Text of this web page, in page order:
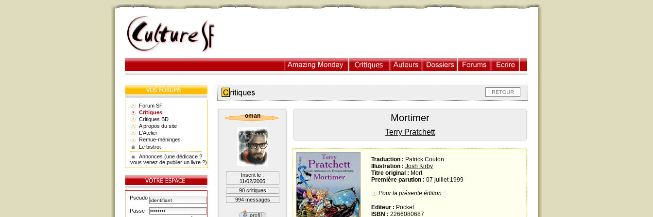
Forum SF
Critiques
Critiques BD
A propos du site
L'Atelier
Remue-méninges
Le bistrot
Annonces (une dédicace ?
vous venez de publier un livre ?)
Pseudo
:
Passe :
oman
Inscrit le :
11/02/2005
90 critiques
994 messages
Mortimer
Terry Pratchett
Traduction : Patrick Couton
Illustration : Josh Kirby
Titre original : Mort
Première parution : 07 juillet 1999
Pour la présente édition :
Editeur : Pocket
ISBN : 2266080687